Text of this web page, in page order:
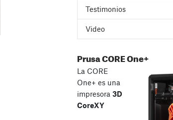
Testimonios
Video
Prusa CORE One+
La CORE
One+ es una
impresora 3D
CoreXY